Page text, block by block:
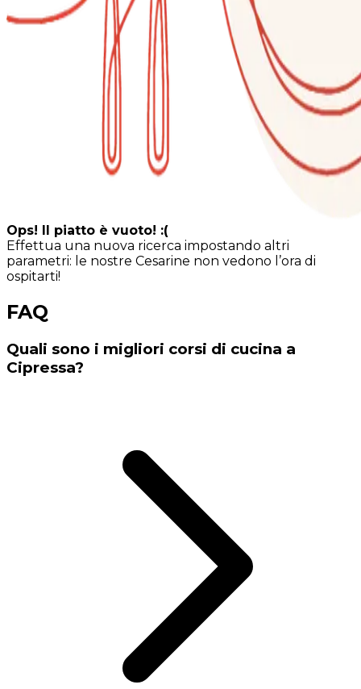
Ops! Il piatto è vuoto! :(
Effettua una nuova ricerca impostando altri
parametri: le nostre Cesarine non vedono l’ora di
ospitarti!
FAQ
Quali sono i migliori corsi di cucina a
Cipressa?